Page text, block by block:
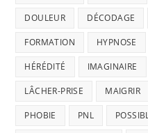
DOULEUR DÉCODAGE
FORMATION HYPNOSE
HÉRÉDITÉ IMAGINAIRE
LÂCHER-PRISE MAIGRIR
PHOBIE PNL